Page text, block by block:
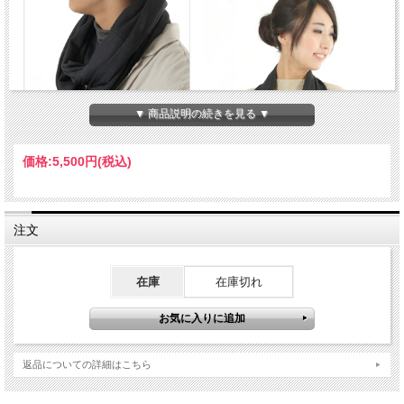
▼ 商品説明の続きを見る ▼
価格:5,500円(税込)
注文
在庫 在庫切れ
返品についての詳細はこちら